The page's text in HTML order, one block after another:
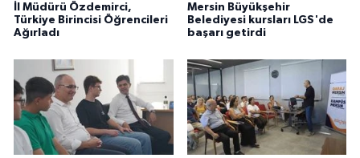
İl Müdürü Özdemirci,
Türkiye Birincisi Öğrencileri
Ağırladı
Mersin Büyükşehir
Belediyesi kursları LGS'de
başarı getirdi